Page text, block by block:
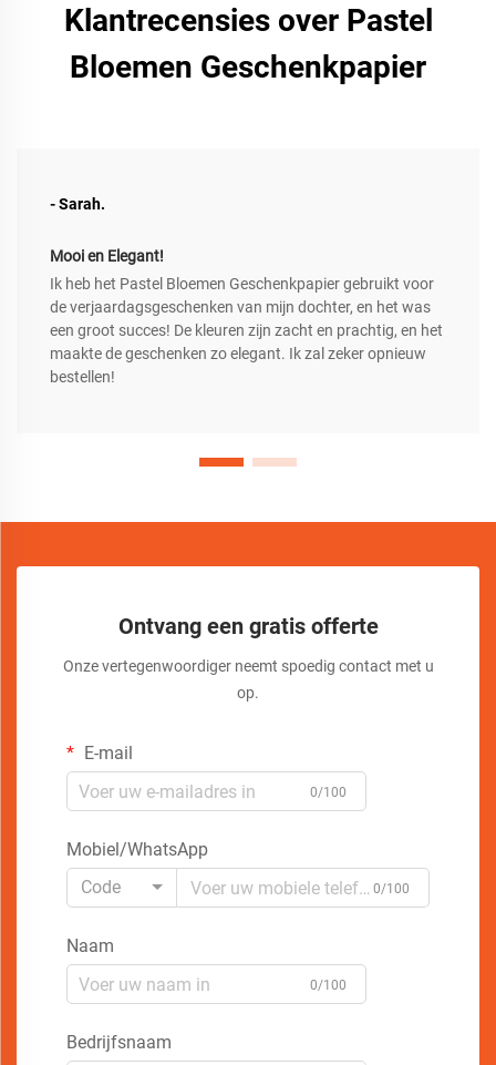
Klantrecensies over Pastel
Bloemen Geschenkpapier
- Sarah.
Mooi en Elegant!
Ik heb het Pastel Bloemen Geschenkpapier gebruikt voor
de verjaardagsgeschenken van mijn dochter, en het was
een groot succes! De kleuren zijn zacht en prachtig, en het
maakte de geschenken zo elegant. Ik zal zeker opnieuw
bestellen!
Ontvang een gratis offerte
Onze vertegenwoordiger neemt spoedig contact met u
op.
E-mail
0/100
Mobiel/WhatsApp
Code
0/100
Naam
0/100
Bedrijfsnaam